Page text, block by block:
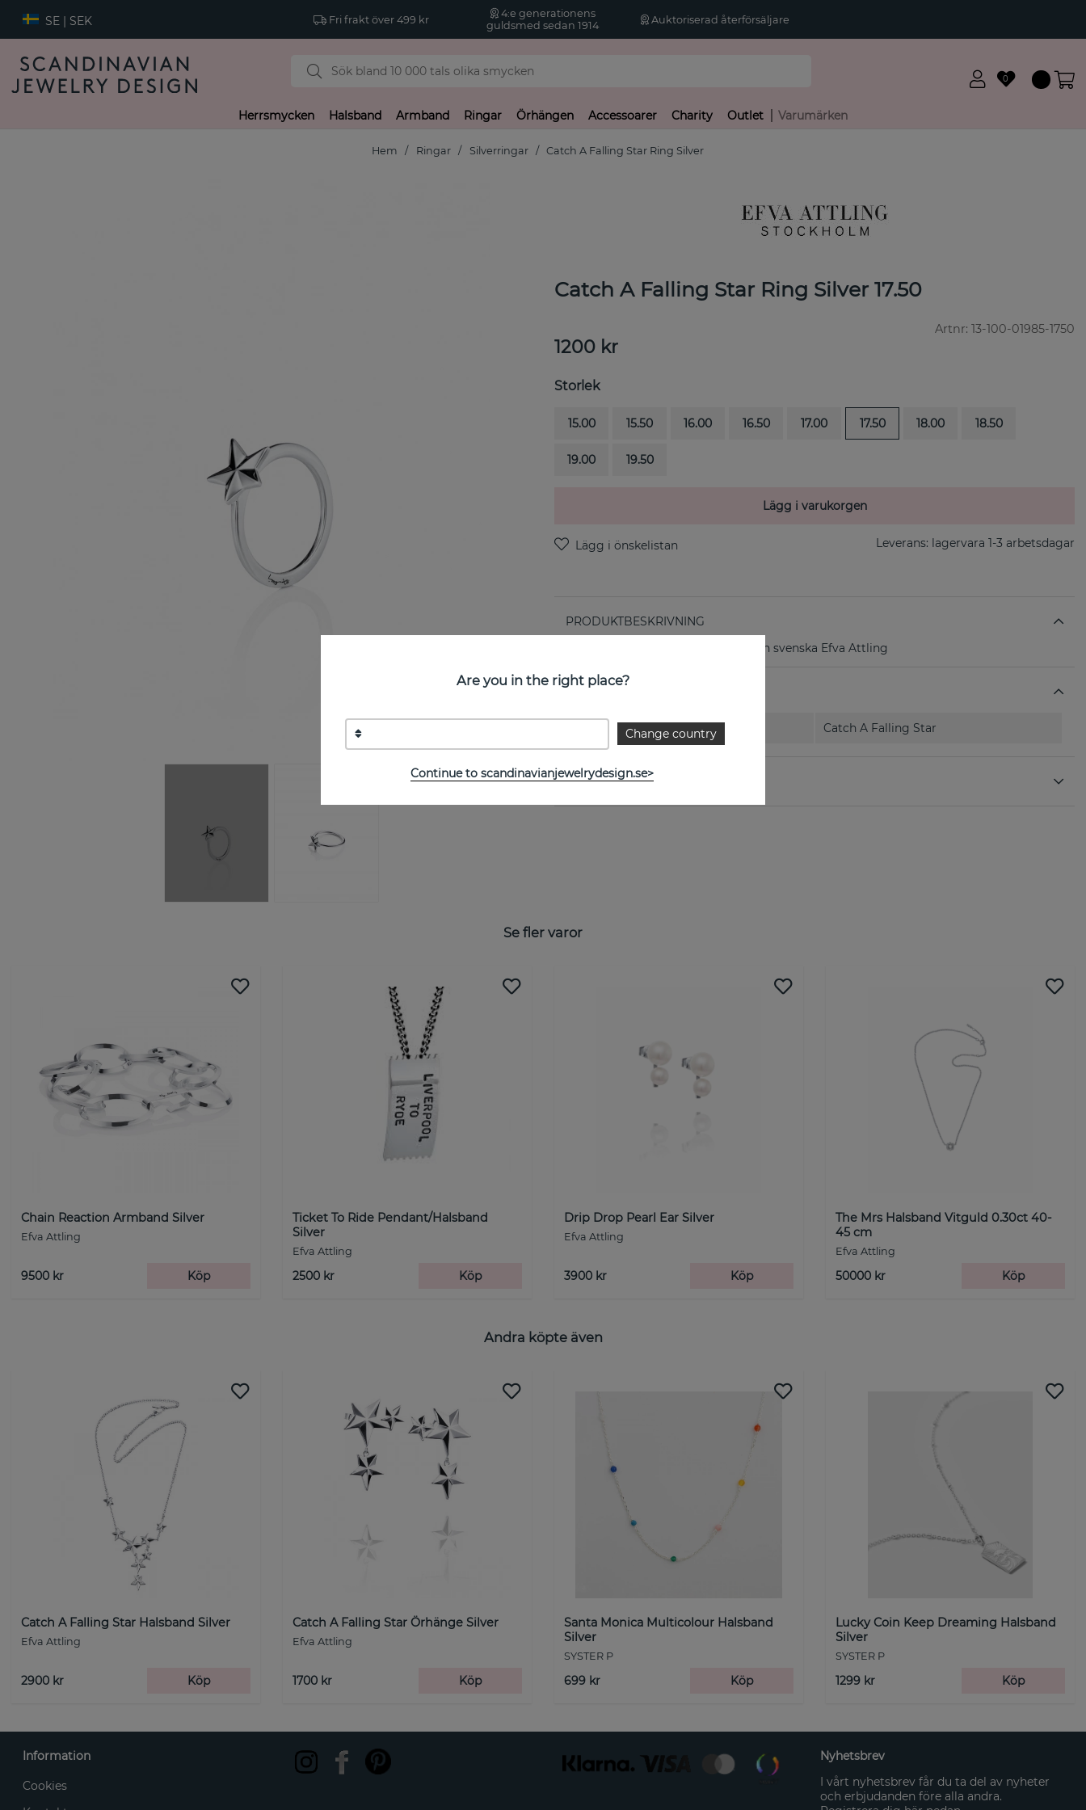
SE | SEK Fri frakt över 499 kr
4:e generationens
guldsmed sedan 1914
Auktoriserad återförsäljare
0
Herrsmycken Halsband Armband Ringar Örhängen Accessoarer Charity Outlet Varumärken
Hem Ringar Silverringar Catch A Falling Star Ring Silver
Catch A Falling Star Ring Silver 17.50
Artnr: 13-100-01985-1750
1200 kr
Storlek
15.00 15.50 16.00 16.50 17.00 17.50 18.00 18.50
19.00 19.50
Lägg i varukorgen
Leverans: lagervara 1-3 arbetsdagar
PRODUKTBESKRIVNING
Catch A Falling Star Ring Silver från svenska Efva Attling
EGENSKAPER
Kollektion: Catch A Falling Star
STORLEKSGUIDE
Se fler varor
Chain Reaction Armband Silver
Efva Attling
9500 kr Köp
Ticket To Ride Pendant/Halsband
Silver
Efva Attling
2500 kr Köp
Drip Drop Pearl Ear Silver
Efva Attling
3900 kr Köp
The Mrs Halsband Vitguld 0.30ct 40-
45 cm
Efva Attling
50000 kr Köp
Andra köpte även
Catch A Falling Star Halsband Silver
Efva Attling
2900 kr Köp
Catch A Falling Star Örhänge Silver
Efva Attling
1700 kr Köp
Santa Monica Multicolour Halsband
Silver
SYSTER P
699 kr Köp
Lucky Coin Keep Dreaming Halsband
Silver
SYSTER P
1299 kr Köp
Are you in the right place?
Change country
Continue to scandinavianjewelrydesign.se>
Information
Cookies
Nyhetsbrev
I vårt nyhetsbrev får du ta del av nyheter
och erbjudanden före alla andra.